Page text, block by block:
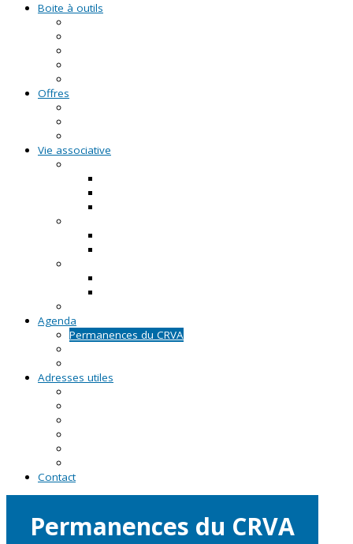
Boite à outils
Offres
Vie associative
Agenda
Permanences du CRVA
Adresses utiles
Contact
Permanences du CRVA